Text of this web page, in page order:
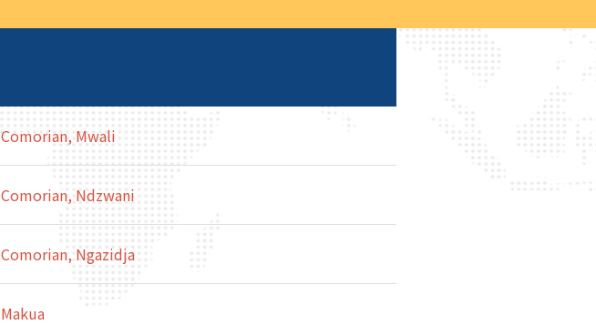
Comorian, Mwali
Comorian, Ndzwani
Comorian, Ngazidja
Makua